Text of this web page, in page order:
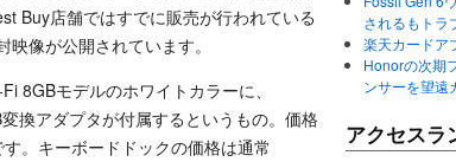
Buy店舗ではすでに販売が行われている
像が公開されています。
8GBモデルのホワイトカラーに、
換アダプタが付属するというもの。価格
。キーボードドックの価格は通常
されるもトラ
楽天カードア
Honorの次期
ンサーを望遠
アクセスラ